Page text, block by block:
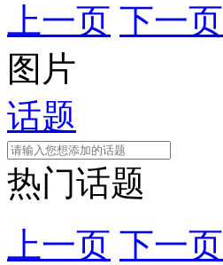
上一页 下一页
图片
话题
热门话题
上一页 下一页